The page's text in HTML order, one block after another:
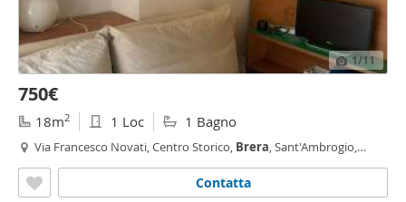
1/11
750€
18m2 1 Loc 1 Bagno
Via Francesco Novati, Centro Storico, Brera, Sant'Ambrogio,
Contatta